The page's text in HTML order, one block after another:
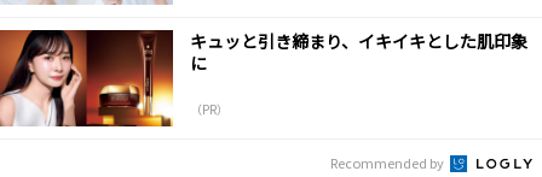
キュッと引き締まり、イキイキとした肌印象
に
（PR）
Recommended by